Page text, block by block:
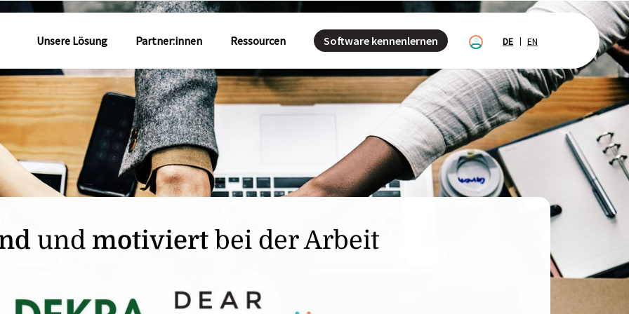
Unsere Lösung Partner:innen Ressourcen Software kennenlernen DE EN
und motiviertbei der Arbeit